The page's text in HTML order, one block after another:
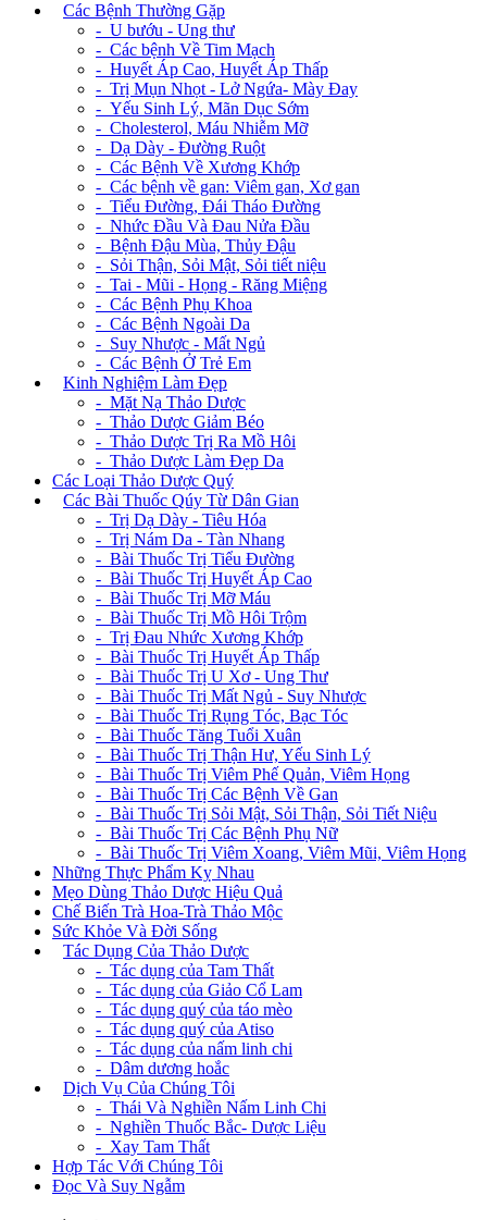
Các Bệnh Thường Gặp
- U bướu - Ung thư
- Các bệnh Về Tim Mạch
- Huyết Áp Cao, Huyết Áp Thấp
- Trị Mụn Nhọt - Lở Ngứa- Mày Đay
- Yếu Sinh Lý, Mãn Dục Sớm
- Cholesterol, Máu Nhiễm Mỡ
- Dạ Dày - Đường Ruột
- Các Bệnh Về Xương Khớp
- Các bệnh về gan: Viêm gan, Xơ gan
- Tiểu Đường, Đái Tháo Đường
- Nhức Đầu Và Đau Nửa Đầu
- Bệnh Đậu Mùa, Thủy Đậu
- Sỏi Thận, Sỏi Mật, Sỏi tiết niệu
- Tai - Mũi - Họng - Răng Miệng
- Các Bệnh Phụ Khoa
- Các Bệnh Ngoài Da
- Suy Nhược - Mất Ngủ
- Các Bệnh Ở Trẻ Em
Kinh Nghiệm Làm Đẹp
- Mặt Nạ Thảo Dược
- Thảo Dược Giảm Béo
- Thảo Dược Trị Ra Mồ Hôi
- Thảo Dược Làm Đẹp Da
Các Loại Thảo Dược Quý
Các Bài Thuốc Qúy Từ Dân Gian
- Trị Dạ Dày - Tiêu Hóa
- Trị Nám Da - Tàn Nhang
- Bài Thuốc Trị Tiểu Đường
- Bài Thuốc Trị Huyết Áp Cao
- Bài Thuốc Trị Mỡ Máu
- Bài Thuốc Trị Mồ Hôi Trộm
- Trị Đau Nhức Xương Khớp
- Bài Thuốc Trị Huyết Áp Thấp
- Bài Thuốc Trị U Xơ - Ung Thư
- Bài Thuốc Trị Mất Ngủ - Suy Nhược
- Bài Thuốc Trị Rụng Tóc, Bạc Tóc
- Bài Thuốc Tăng Tuổi Xuân
- Bài Thuốc Trị Thận Hư, Yếu Sinh Lý
- Bài Thuốc Trị Viêm Phế Quản, Viêm Họng
- Bài Thuốc Trị Các Bệnh Về Gan
- Bài Thuốc Trị Sỏi Mật, Sỏi Thận, Sỏi Tiết Niệu
- Bài Thuốc Trị Các Bệnh Phụ Nữ
- Bài Thuốc Trị Viêm Xoang, Viêm Mũi, Viêm Họng
Những Thực Phẩm Kỵ Nhau
Mẹo Dùng Thảo Dược Hiệu Quả
Chế Biến Trà Hoa-Trà Thảo Mộc
Sức Khỏe Và Đời Sống
Tác Dụng Của Thảo Dược
- Tác dụng của Tam Thất
- Tác dụng của Giảo Cổ Lam
- Tác dụng quý của táo mèo
- Tác dụng quý của Atiso
- Tác dụng của nấm linh chi
- Dâm dương hoắc
Dịch Vụ Của Chúng Tôi
- Thái Và Nghiền Nấm Linh Chi
- Nghiền Thuốc Bắc- Dược Liệu
- Xay Tam Thất
Hợp Tác Với Chúng Tôi
Đọc Và Suy Ngẫm